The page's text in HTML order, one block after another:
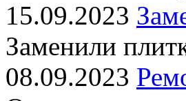
15.09.2023
Заменили
08.09.2023